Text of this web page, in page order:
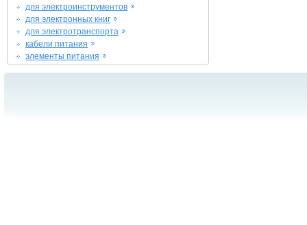
для электроинструментов
для электронных книг
для электротранспорта
кабели питания
элементы питания